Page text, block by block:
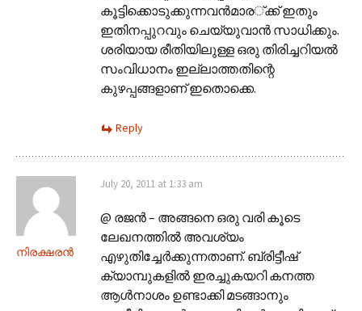
കൂട്ടിക്കൊടുക്കുന്നവന്‍മാര​്‍ക്ക് ഇതും
ഇതിനപ്പുറവും ചെയ്യുവാന്‍ സാധിക്കും.
ശരിയായ രീതിയിലുള്ള ഒരു തിരിച്ചറിയല്‍
സംവിധാനം ഇല്ലാത്തതിന്റെ
കുഴപ്പങ്ങളാണ് ഇതൊക്കെ.
Reply
നിരക്ഷരൻ
July 20, 2011 at 1:33 am
@ രജൻ – അങ്ങനെ ഒരു വരി കൂടെ
ലേഖനത്തിൽ അവശ്യം
എഴുതിച്ചേർക്കുന്നതാണ്. ബ്രിട്ടീഷ്
ക്യാമ്പുകളിൽ ഇരച്ചുകയറി കനത്ത
ആൾനാശം ഉണ്ടാക്കി മടങ്ങാനും